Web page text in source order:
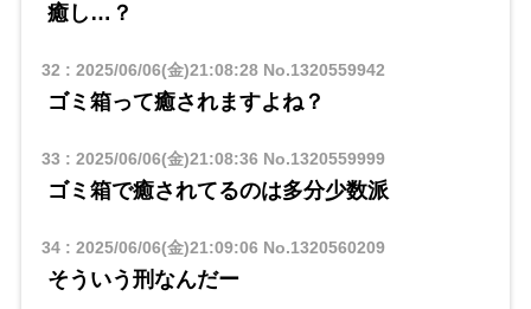
癒し…？
32 : 2025/06/06(金)21:08:28No.1320559942
ゴミ箱って癒されますよね？
33 : 2025/06/06(金)21:08:36 No.1320559999
ゴミ箱で癒されてるのは多分少数派
34: 2025/06/06(金)21:09:06 No.1320560209
そういう刑なんだー